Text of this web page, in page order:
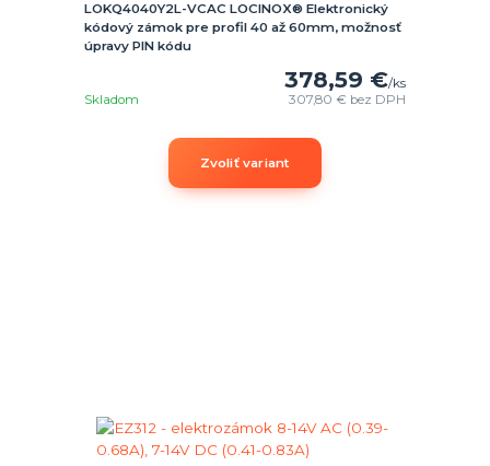
LOKQ4040Y2L-VCAC LOCINOX® Elektronický
kódový zámok pre profil 40 až 60mm, možnosť
úpravy PIN kódu
378,59 €/ks
307,80 € bez DPH
Skladom
Zvoliť variant